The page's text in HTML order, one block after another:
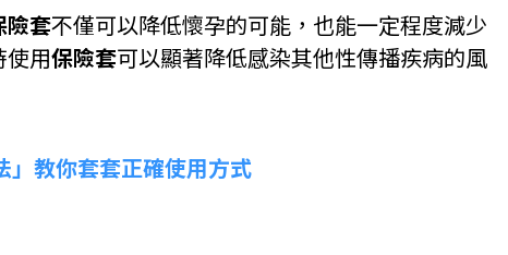
險套不僅可以降低懷孕的可能，也能一定程度減少
用保險套可以顯著降低感染其他性傳播疾病的風
」教你套套正確使用方式